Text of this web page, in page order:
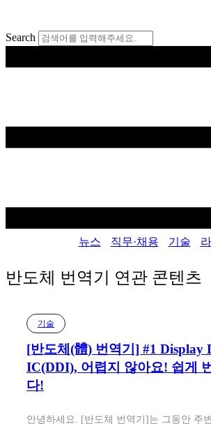
츠
건
Search
뉴스 직무·채용 기술
반도체 번역기 연관 콘텐츠
기술
[반도체(體) 번역기] #1 Display
IC(DDI), 어렵지 않아요! 쉽게
다!
안녕하세요. [반도체 번역기]는 그동안 주